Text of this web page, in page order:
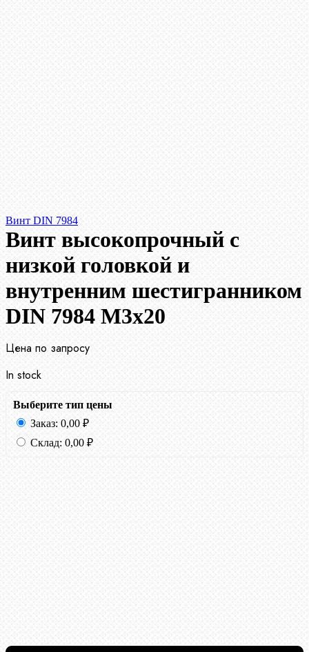
Винт DIN 7984
Винт высокопрочный с
низкой головкой и
внутренним шестигранником
DIN 7984 М3х20
Цена по запросу
In stock
Выберите тип цены
Заказ: 0,00 ₽
Склад: 0,00 ₽